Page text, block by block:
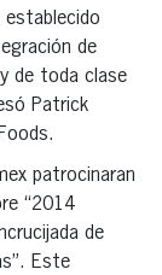
establecido
de
de toda clase
Patrick
patrocinaran
“2014
de
Este